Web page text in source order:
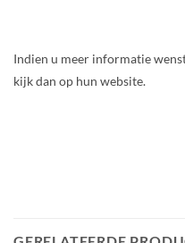
Indien u meer informatie
kijk dan op hun website.